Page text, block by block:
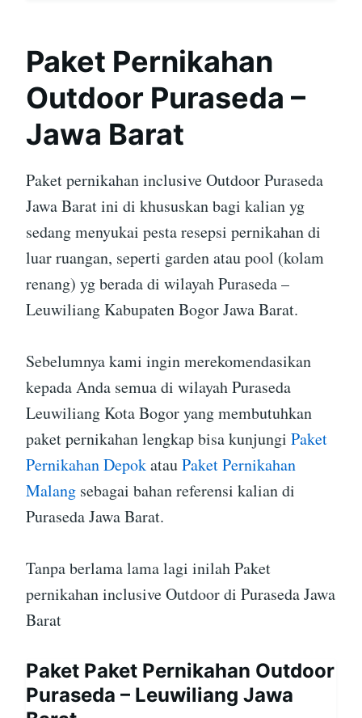
Paket Pernikahan
Outdoor Puraseda –
Jawa Barat
Paket pernikahan inclusive Outdoor Puraseda
Jawa Barat ini di khususkan bagi kalian yg
sedang menyukai pesta resepsi pernikahan di
luar ruangan, seperti garden atau pool (kolam
renang) yg berada di wilayah Puraseda –
Leuwiliang Kabupaten Bogor Jawa Barat.
Sebelumnya kami ingin merekomendasikan
kepada Anda semua di wilayah Puraseda
Leuwiliang Kota Bogor yang membutuhkan
paket pernikahan lengkap bisa kunjungi Paket
Pernikahan DepokatauPaket Pernikahan
Malang sebagai bahan referensi kalian di
Puraseda Jawa Barat.
Tanpa berlama lama lagi inilah Paket
pernikahan inclusive Outdoor di Puraseda Jawa
Barat
Paket Paket Pernikahan Outdoor
Puraseda – Leuwiliang Jawa